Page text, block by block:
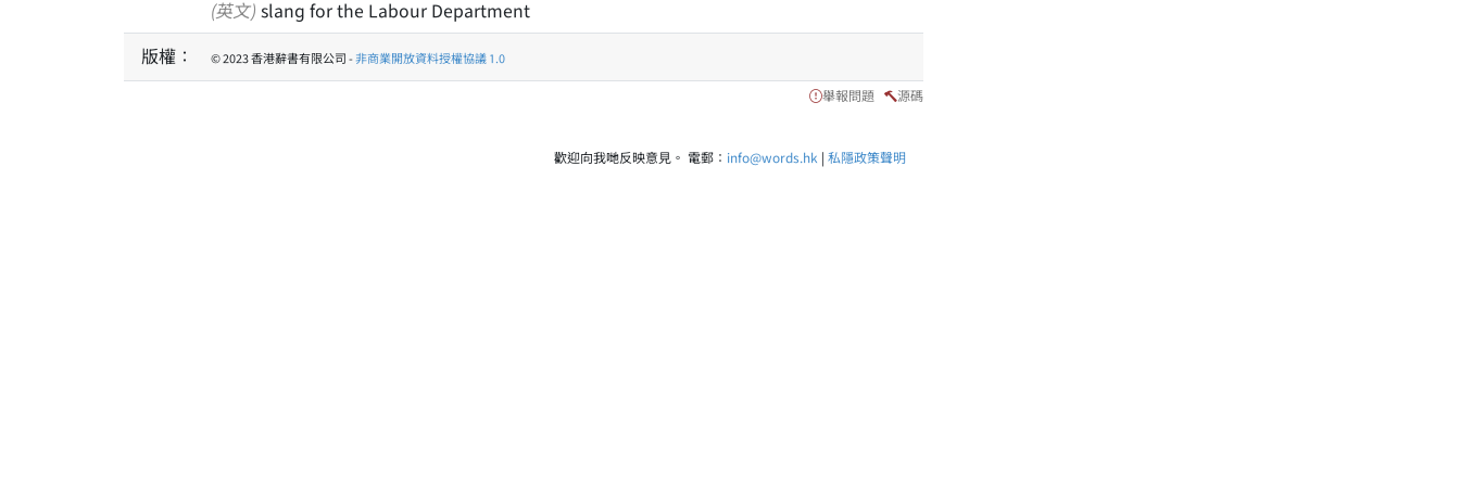
(英文) slang for the Labour Department
版權：
© 2023 香港辭書有限公司 -非商業開放資料授權協議 1.0
舉報問題 源碼
歡迎向我哋反映意見。 電郵： info@words.hk | 私隱政策聲明